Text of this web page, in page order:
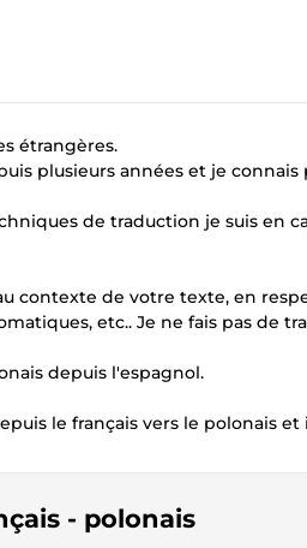
étrangères.
plusieurs années et je
de traduction je suis en
contexte de votre texte, en
etc.. Je ne fais pas de
depuis l'espagnol.
le français vers le polonais
- polonais